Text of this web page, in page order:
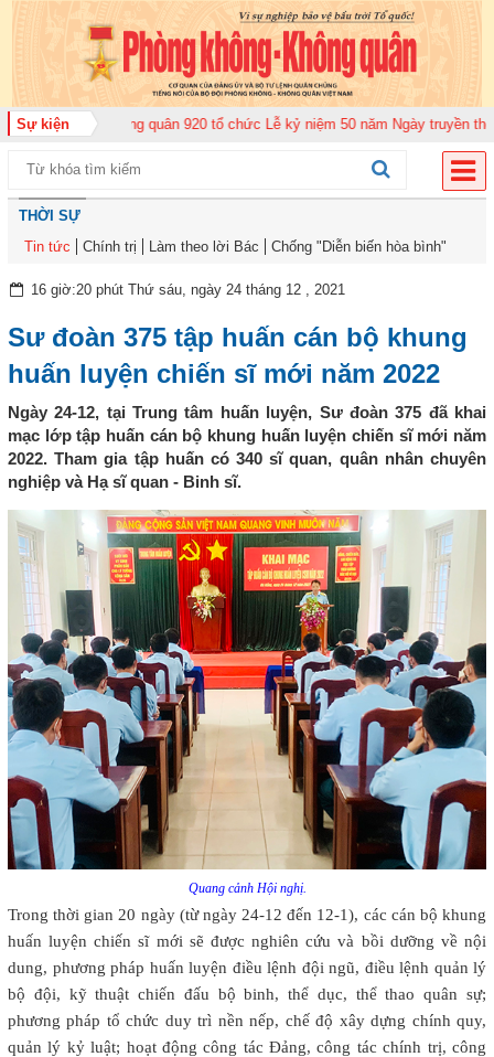
Sự kiện
đoàn Không quân 920 tổ chức Lễ kỷ niệm 50 năm Ngày truyền thống
THỜI SỰ
Tin tức
Chính trị Làm theo lời Bác Chống "Diễn biến hòa bình"
16 giờ:20 phút Thứ sáu, ngày 24 tháng 12 , 2021
Sư đoàn 375 tập huấn cán bộ khung
huấn luyện chiến sĩ mới năm 2022
Ngày 24-12, tại Trung tâm huấn luyện, Sư đoàn 375 đã khai
mạc lớp tập huấn cán bộ khung huấn luyện chiến sĩ mới năm
2022. Tham gia tập huấn có 340 sĩ quan, quân nhân chuyên
nghiệp và Hạ sĩ quan - Binh sĩ.
Quang cảnh Hội nghị.
Trong thời gian 20 ngày (từ ngày 24-12 đến 12-1), các cán bộ khung
huấn luyện chiến sĩ mới sẽ được nghiên cứu và bồi dưỡng về nội
dung, phương pháp huấn luyện điều lệnh đội ngũ, điều lệnh quản lý
bộ đội, kỹ thuật chiến đấu bộ binh, thể dục, thể thao quân sự;
phương pháp tổ chức duy trì nền nếp, chế độ xây dựng chính quy,
quản lý kỷ luật; hoạt động công tác Đảng, công tác chính trị, công